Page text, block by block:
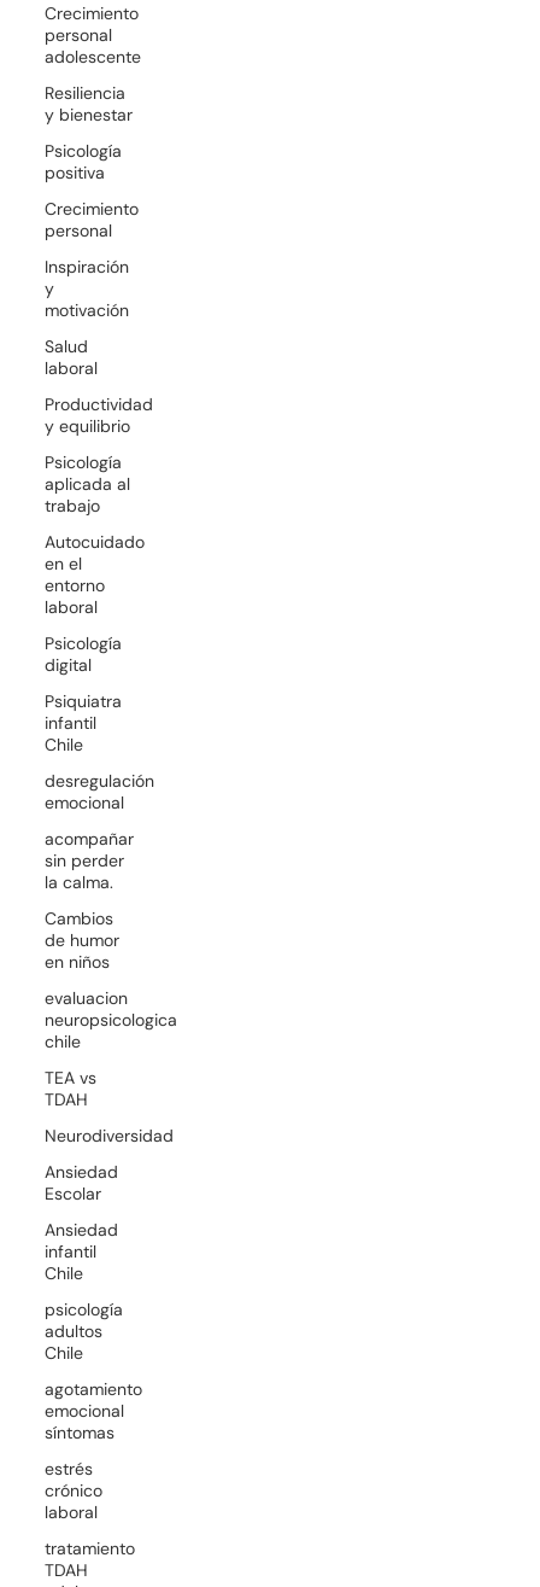
Crecimiento
personal
adolescente
Resiliencia
y bienestar
Psicología
positiva
Crecimiento
personal
Inspiración
y
motivación
Salud
laboral
Productividad
y equilibrio
Psicología
aplicada al
trabajo
Autocuidado
en el
entorno
laboral
Psicología
digital
Psiquiatra
infantil
Chile
desregulación
emocional
acompañar
sin perder
la calma.
Cambios
de humor
en niños
evaluacion
neuropsicologica
chile
TEA vs
TDAH
Neurodiversidad
Ansiedad
Escolar
Ansiedad
infantil
Chile
psicología
adultos
Chile
agotamiento
emocional
síntomas
estrés
crónico
laboral
tratamiento
TDAH